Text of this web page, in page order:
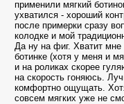
применили мягкий
ухватился - хороший
после примерки сразу
колодке и мой
Да ну на фиг. Хватит
ботинке (хотя у меня и
и на роликах скорее
на скорость гоняюсь.
комфортно ощущать.
совсем мягких уже не